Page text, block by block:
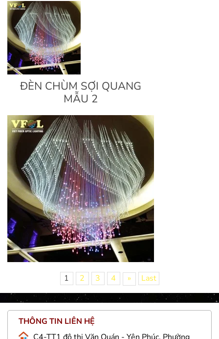
ĐÈN CHÙM SỢI QUANG
MẪU 2
1 2 3 4 » Last
THÔNG TIN LIÊN HỆ